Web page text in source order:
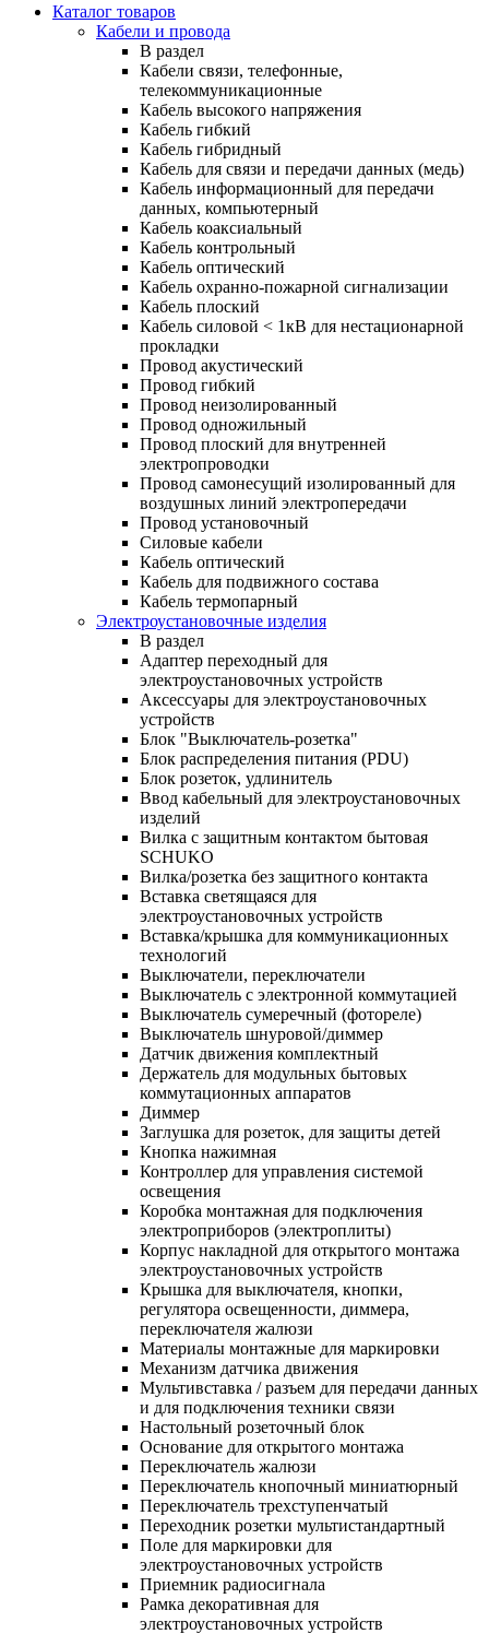
Каталог товаров
Кабели и провода
В раздел
Кабели связи, телефонные,
телекоммуникационные
Кабель высокого напряжения
Кабель гибкий
Кабель гибридный
Кабель для связи и передачи данных (медь)
Кабель информационный для передачи
данных, компьютерный
Кабель коаксиальный
Кабель контрольный
Кабель оптический
Кабель охранно-пожарной сигнализации
Кабель плоский
Кабель силовой < 1кВ для нестационарной
прокладки
Провод акустический
Провод гибкий
Провод неизолированный
Провод одножильный
Провод плоский для внутренней
электропроводки
Провод самонесущий изолированный для
воздушных линий электропередачи
Провод установочный
Силовые кабели
Кабель оптический
Кабель для подвижного состава
Кабель термопарный
Электроустановочные изделия
В раздел
Адаптер переходный для
электроустановочных устройств
Аксессуары для электроустановочных
устройств
Блок "Выключатель-розетка"
Блок распределения питания (PDU)
Блок розеток, удлинитель
Ввод кабельный для электроустановочных
изделий
Вилка с защитным контактом бытовая
SCHUKO
Вилка/розетка без защитного контакта
Вставка светящаяся для
электроустановочных устройств
Вставка/крышка для коммуникационных
технологий
Выключатели, переключатели
Выключатель с электронной коммутацией
Выключатель сумеречный (фотореле)
Выключатель шнуровой/диммер
Датчик движения комплектный
Держатель для модульных бытовых
коммутационных аппаратов
Диммер
Заглушка для розеток, для защиты детей
Кнопка нажимная
Контроллер для управления системой
освещения
Коробка монтажная для подключения
электроприборов (электроплиты)
Корпус накладной для открытого монтажа
электроустановочных устройств
Крышка для выключателя, кнопки,
регулятора освещенности, диммера,
переключателя жалюзи
Материалы монтажные для маркировки
Механизм датчика движения
Мультивставка / разъем для передачи данных
и для подключения техники связи
Настольный розеточный блок
Основание для открытого монтажа
Переключатель жалюзи
Переключатель кнопочный миниатюрный
Переключатель трехступенчатый
Переходник розетки мультистандартный
Поле для маркировки для
электроустановочных устройств
Приемник радиосигнала
Рамка декоративная для
электроустановочных устройств